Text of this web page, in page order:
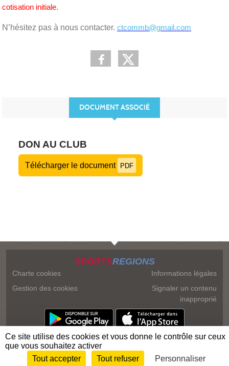
cotisation initiale.
N’hésitez pas à nous contacter. ctcommb@gmail.com
DOCUMENT ASSOCIÉ
DON AU CLUB
Télécharger le document PDF
SPORTSREGIONS
Charte cookies
Gestion des cookies
Informations légales
Signaler un contenu
inapproprié
Envie de participer ? Connexion
Ce site utilise des cookies et vous donne le contrôle sur ceux
que vous souhaitez activer
Tout accepter
Tout refuser Personnaliser